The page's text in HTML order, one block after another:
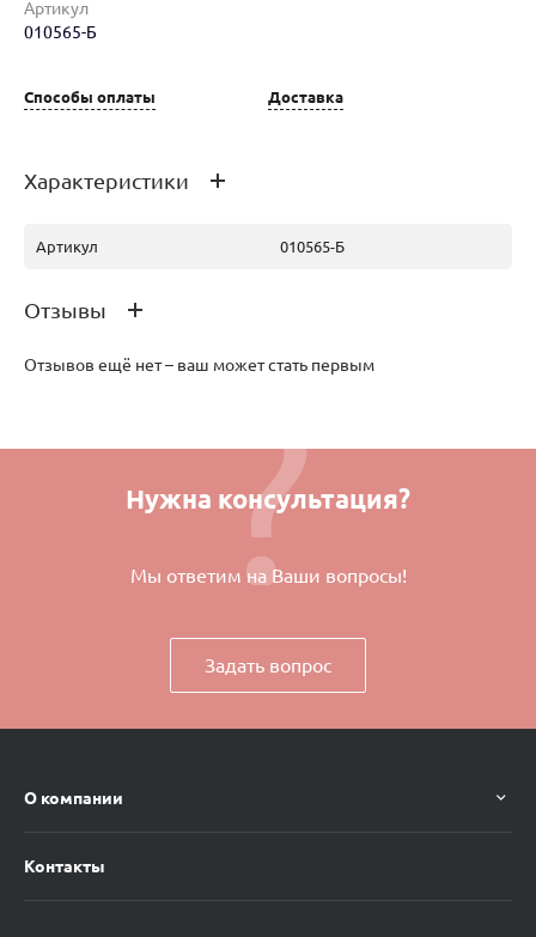
Артикул
010565-Б
Способы оплаты Доставка
Характеристики
Артикул 010565-Б
Отзывы
Отзывов ещё нет – ваш может стать первым
Нужна консультация?
Мы ответим на Ваши вопросы!
Задать вопрос
О компании
Контакты